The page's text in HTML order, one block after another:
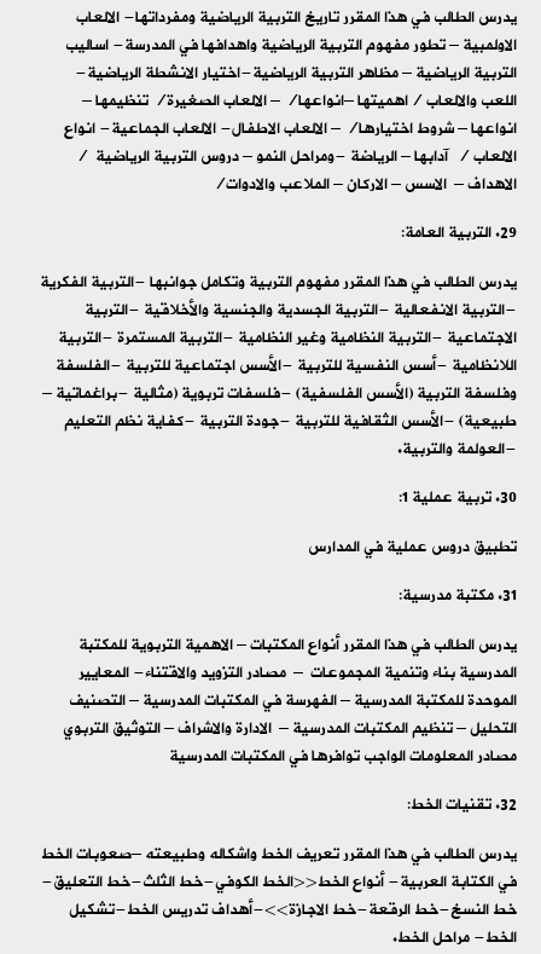
يدرس الطالب في هذا المقرر تاريخ التربية الرياضية ومفرداتها- الالعاب
الاولمبية – تطور مفهوم التربية الرياضية واهدافها في المدرسة- اساليب
التربية الرياضية – مظاهر التربية الرياضية-اختيار الانشطة الرياضية-
اللعب والالعاب /اهميتها –انواعها/ – الالعاب الصغيرة/ تنظيمها –
انواعها – شروط اختيارها/ – الالعاب الاطفال- الالعاب الجماعية- انواع
الالعاب / آدابها – الرياضة -ومراحل النمو – دروس التربية الرياضية /
الاهداف – الاسس – الاركان – الملاعب والادوات/
التربية العامة:
يدرس الطالب في هذا المقرر مفهوم التربية وتكامل جوانبها -التربية الفكرية
-التربية الانفعالية -التربية الجسدية والجنسية والأخلاقية -التربية
الاجتماعية -التربية النظامية وغير النظامية -التربية المستمرة -التربية
اللانظامية -أسس النفسية للتربية -الأسس اجتماعية للتربية -الفلسفة
وفلسفة التربية (الأسس الفلسفية) -فلسفات تربوية (مثالية -براغماتية –
طبيعية) -الأسس الثقافية للتربية -جودة التربية -كفاية نظم التعليم
-العولمة والتربية.
تربية عملية 1:
تطبيق دروس عملية في المدارس
مكتبة مدرسية:
يدرس الطالب في هذا المقرر أنواع المكتبات – الاهمية التربوية للمكتبة
المدرسية بناء وتنمية المجموعات – مصادر التزويد والاقتناء- المعايير
الموحدة للمكتبة المدرسية – الفهرسة في المكتبات المدرسية – التصنيف
التحليل – تنظيم المكتبات المدرسية – الادارة والاشراف – التوثيق التربوي
مصادر المعلومات الواجب توافرها في المكتبات المدرسية
تقنيات الخط:
يدرس الطالب في هذا المقرر تعريف الخط واشكاله وطبيعته –صعوبات الخط
في الكتابة العربية- أنواع الخط<<الخط الكوفي-خط الثلث-خط التعليق-
خط النسخ-خط الرقعة-خط الاجازة>>-أهداف تدريس الخط-تشكيل
الخط- مراحل الخط.